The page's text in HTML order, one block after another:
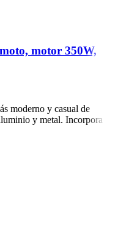
motor 350W,
moderno y casual de
y metal. Incorpora